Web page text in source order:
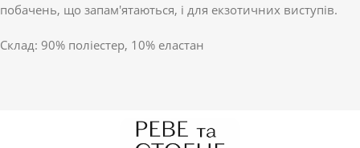
побачень, що запам'ятаються, і для екзотичних виступів.
Склад: 90% поліестер, 10% еластан